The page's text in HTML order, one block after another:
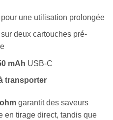
une utilisation prolongée
deux cartouches pré-
mAh USB-C
transporter
garantit des saveurs
en tirage direct, tandis que